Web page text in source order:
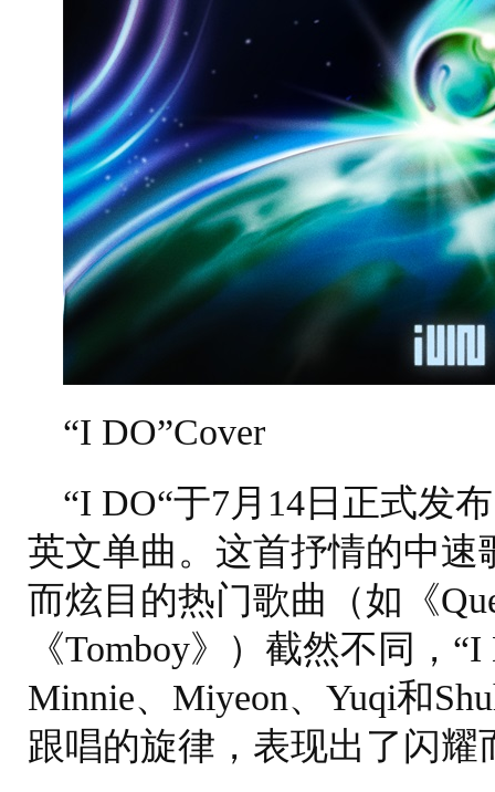
“I DO”Cover
“I DO“于7月14日正式发
英文单曲。这首抒情的中
而炫目的热门歌曲（如《
《Tomboy》）截然不同，
Minnie、Miyeon、Yuqi和
跟唱的旋律，表现出了闪耀